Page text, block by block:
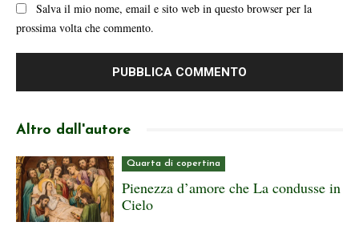
Salva il mio nome, email e sito web in questo browser per la
prossima volta che commento.
Altro dall'autore
Quarta di copertina
Pienezza d’amore che La condusse in
Cielo